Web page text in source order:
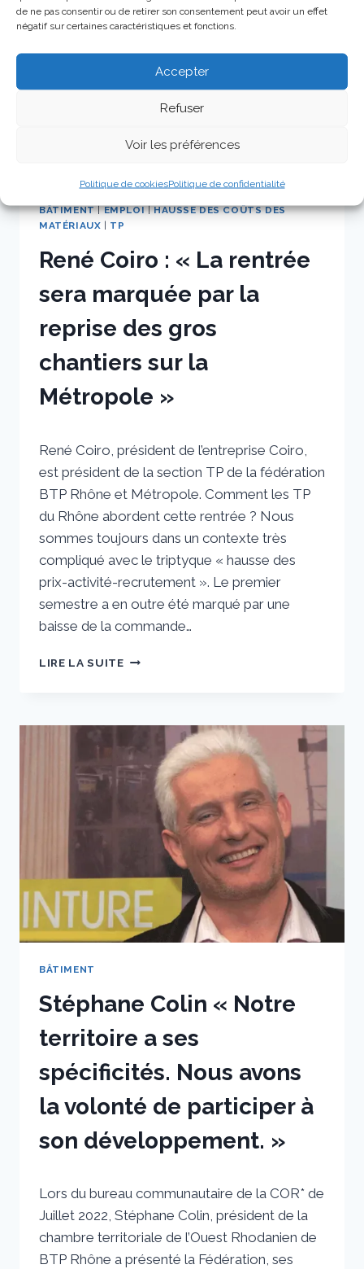
de ne pas consentir ou de retirer son consentement peut avoir un effet
négatif sur certaines caractéristiques et fonctions.
Accepter
Refuser
Voir les préférences
Politique de cookiesPolitique de confidentialité
DE
L’HUILE
BÂTIMENT|EMPLOI|HAUSSE DES COÛTS DES
MATÉRIAUX
TP
René Coiro : « La rentrée
sera marquée par la
reprise des gros
chantiers sur la
Métropole »
sstradiotto
René Coiro, président de l’entreprise Coiro,
est président de la section TP de la fédération
BTP Rhône et Métropole. Comment les TP
du Rhône abordent cette rentrée ? Nous
sommes toujours dans un contexte très
compliqué avec le triptyque « hausse des
prix-activité-recrutement ». Le premier
semestre a en outre été marqué par une
baisse de la commande…
LIRE LA SUITERENÉ
SERA
MARQUÉE
PAR
LA
REPRISE
CHANTIERS
LA
MÉTROPOLE »
BÂTIMENT
Stéphane Colin « Notre
territoire a ses
spécificités. Nous avons
la volonté de participer à
son développement. »
sstradiotto
Lors du bureau communautaire de la COR* de
Juillet 2022, Stéphane Colin, président de la
chambre territoriale de l’Ouest Rhodanien de
BTP Rhône a présenté la Fédération, ses